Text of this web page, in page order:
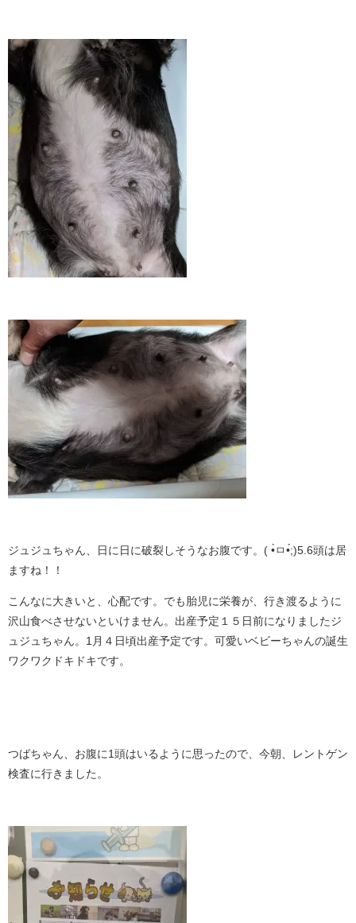
ジュジュちゃん、日に日に破裂しそうなお腹です。( •̀ㅁ•́;)5.6頭は居
ますね！！
こんなに大きいと、心配です。でも胎児に栄養が、行き渡るように
沢山食べさせないといけません。出産予定１５日前になりましたジ
ュジュちゃん。1月４日頃出産予定です。可愛いベビーちゃんの誕生
ワクワクドキドキです。
つばちゃん、お腹に1頭はいるように思ったので、今朝、レントゲン
検査に行きました。